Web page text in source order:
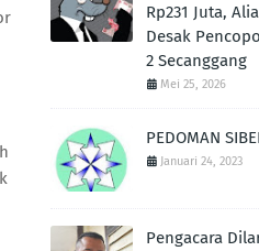
Rp231 Juta,
Desak
2 Secanggang
Mei 25, 2026
PEDOMAN
Januari 24, 2023
Pengacara